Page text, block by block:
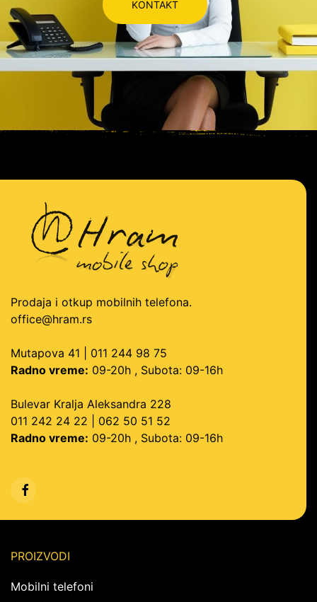
KONTAKT
Prodaja i otkup mobilnih telefona.
office@hram.rs
Mutapova 41 | 011 244 98 75
Radno vreme: 09-20h , Subota: 09-16h
Bulevar Kralja Aleksandra 228
011 242 24 22 | 062 50 51 52
Radno vreme: 09-20h , Subota: 09-16h
PROIZVODI
Mobilni telefoni